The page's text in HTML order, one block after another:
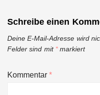
Schreibe einen
Deine E-Mail-Adresse wird
Felder sind mit *markiert
Kommentar*